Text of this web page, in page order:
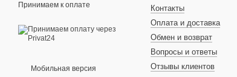
Принимаем к оплате
Мобильная версия
Контакты
Оплата и доставка
Обмен и возврат
Вопросы и ответы
Отзывы клиентов